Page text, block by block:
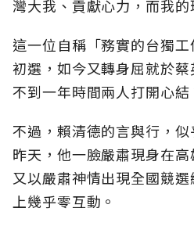
灣大我、貢獻心力，而我
這一位自稱「務實的台獨
初選，如今又轉身屈就於蔡
不到一年時間兩人打開心結
不過，賴清德的言與行，似
昨天，他一臉嚴肅現身在
又以嚴肅神情出現全國競
上幾乎零互動。